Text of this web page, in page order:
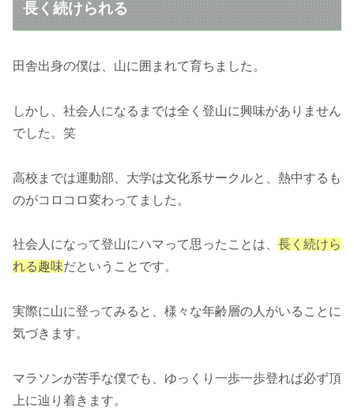
長く続けられる
田舎出身の僕は、山に囲まれて育ちました。
しかし、社会人になるまでは全く登山に興味がありません
でした。笑
高校までは運動部、大学は文化系サークルと、熱中するも
のがコロコロ変わってました。
社会人になって登山にハマって思ったことは、 長く続けら
れる趣味だということです。
実際に山に登ってみると、様々な年齢層の人がいることに
気づきます。
マラソンが苦手な僕でも、ゆっくり一歩一歩登れば必ず頂
上に辿り着きます。